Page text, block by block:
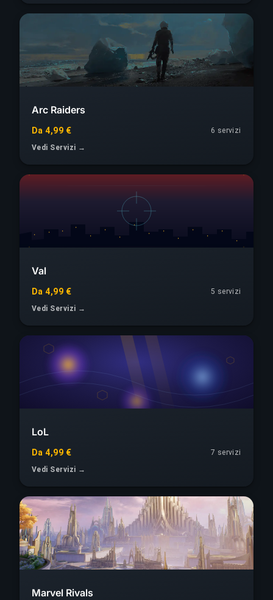
Arc Raiders
Da 4,99 € 6 servizi
Vedi Servizi →
Val
Da 4,99 € 5 servizi
Vedi Servizi →
LoL
Da 4,99 € 7 servizi
Vedi Servizi →
Marvel Rivals